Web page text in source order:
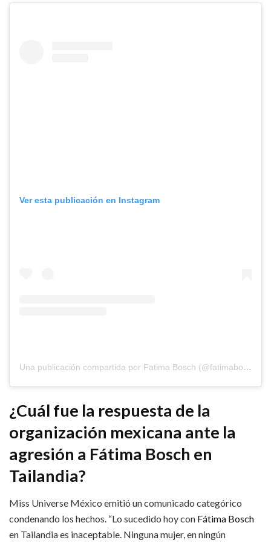
Ver esta publicación en Instagram
Una publicación compartida por Fatima Bosch (@fatimaboschfdz)
¿Cuál fue la respuesta de la
organización mexicana ante la
agresión a Fátima Bosch en
Tailandia?
Miss Universe México emitió un comunicado categórico
condenando los hechos. “Lo sucedido hoy con Fátima Bosch
en Tailandia es inaceptable. Ninguna mujer, en ningún